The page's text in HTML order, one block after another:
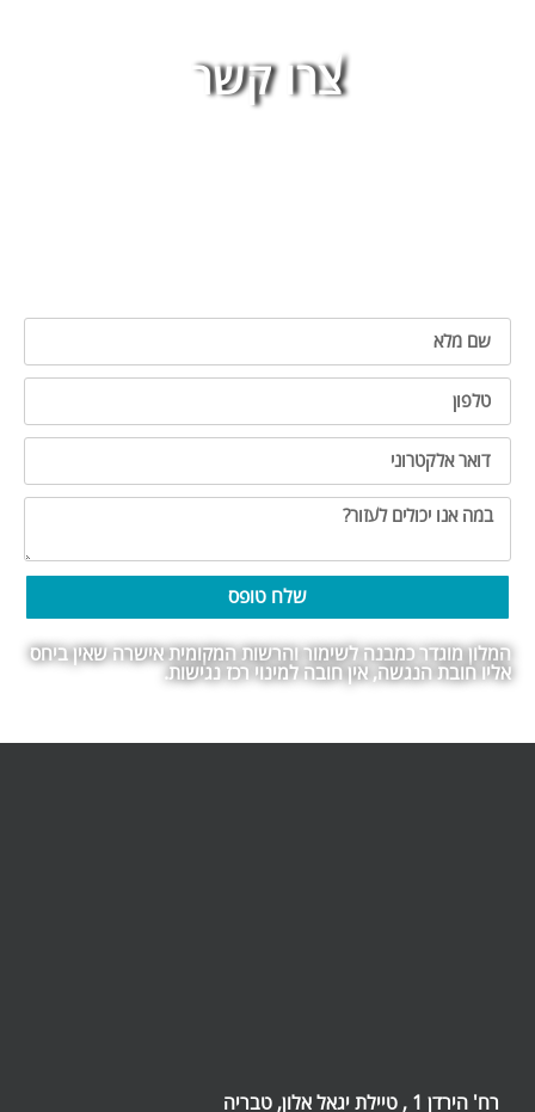
צרו קשר
שלח טופס
המלון מוגדר כמבנה לשימור והרשות המקומית אישרה שאין ביחס
אליו חובת הנגשה, אין חובה למינוי רכז נגישות.
רח' הירדן 1 , טיילת יגאל אלון, טבריה